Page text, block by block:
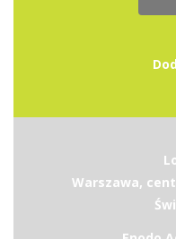
Warszawa,